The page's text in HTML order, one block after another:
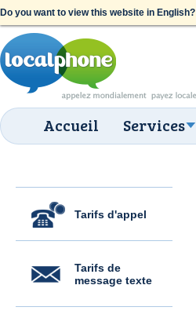
Do you want to view this website in English?
Accueil Services
Tarifs d'appel
Tarifs de
message texte